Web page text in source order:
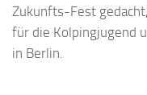
Zukunfts-Fest
für die Kolpingjugend
in Berlin.